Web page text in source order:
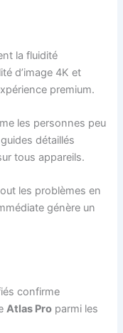
la fluidité
d’image 4K et
premium.
les personnes peu
détaillés
tous appareils.
les problèmes en
génère un
confirme
Atlas Pro parmi les